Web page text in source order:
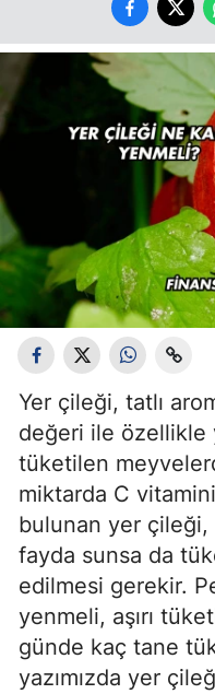
Yer çileği, tatlı
değeri ile özellikle
tüketilen
miktarda C
bulunan yer çileği,
fayda sunsa da
edilmesi gerekir.
yenmeli, aşırı
günde kaç tane
yazımızda yer